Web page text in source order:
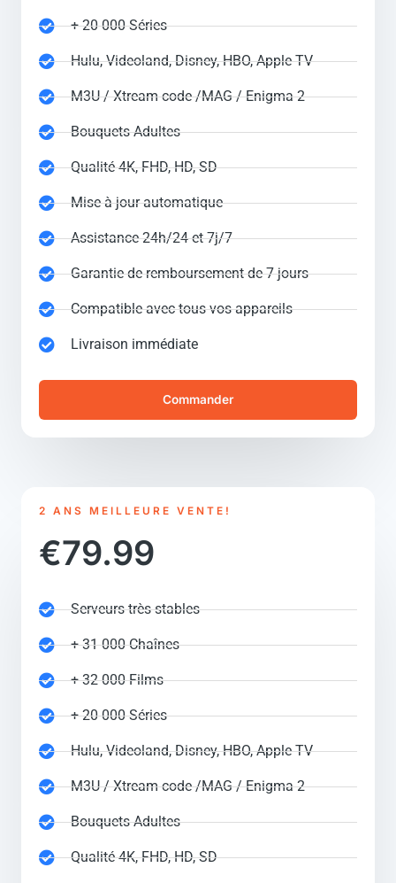
+ 20 000 Séries
Hulu, Videoland, Disney, HBO, Apple TV
M3U / Xtream code /MAG / Enigma 2
Bouquets Adultes
Qualité 4K, FHD, HD, SD
Mise à jour automatique
Assistance 24h/24 et 7j/7
Garantie de remboursement de 7 jours
Compatible avec tous vos appareils
Livraison immédiate
Commander
2 ANS MEILLEURE VENTE!
€79.99
Serveurs très stables
+ 31 000 Chaînes
+ 32 000 Films
+ 20 000 Séries
Hulu, Videoland, Disney, HBO, Apple TV
M3U / Xtream code /MAG / Enigma 2
Bouquets Adultes
Qualité 4K, FHD, HD, SD